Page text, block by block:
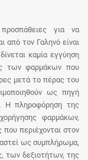
για να
από τον Γαληνό είναι
καμία εγγύηση
των φαρμάκων που
μετά το πέρας του
ως πηγή
Η πληροφόρηση της
φαρμάκων,
περιέχονται στον
ως συμπλήρωμα,
των δεξιοτήτων, της